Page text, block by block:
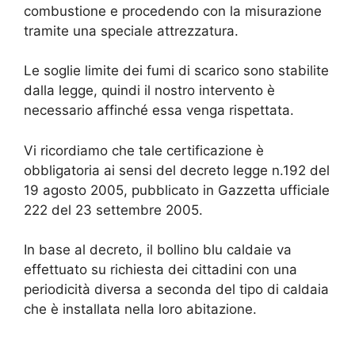
combustione e procedendo con la misurazione
tramite una speciale attrezzatura.
Le soglie limite dei fumi di scarico sono stabilite
dalla legge, quindi il nostro intervento è
necessario affinché essa venga rispettata.
Vi ricordiamo che tale certificazione è
obbligatoria ai sensi del decreto legge n.192 del
19 agosto 2005, pubblicato in Gazzetta ufficiale
222 del 23 settembre 2005.
In base al decreto, il bollino blu caldaie va
effettuato su richiesta dei cittadini con una
periodicità diversa a seconda del tipo di caldaia
che è installata nella loro abitazione.